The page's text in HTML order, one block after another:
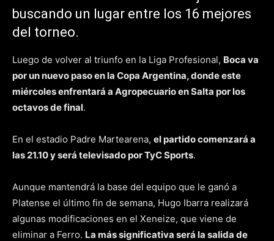
buscando un lugar entre los 16 mejores
del torneo.
Luego de volver al triunfo en la Liga Profesional, Boca va
por un nuevo paso en la Copa Argentina, donde este
miércoles enfrentará a Agropecuario en Salta por los
octavos de final.
En el estadio Padre Martearena, el partido comenzará a
las 21.10 y será televisado por TyC Sports.
Aunque mantendrá la base del equipo que le ganó a
Platense el último fin de semana, Hugo Ibarra realizará
algunas modificaciones en el Xeneize, que viene de
eliminar a Ferro. La más significativa será la salida de